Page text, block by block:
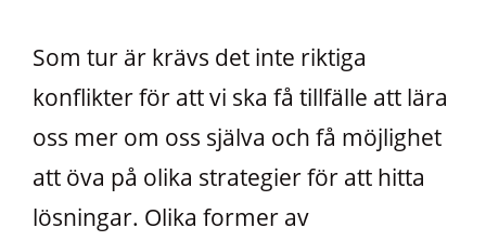
Som tur är krävs det inte riktiga
konflikter för att vi ska få tillfälle att lära
oss mer om oss själva och få möjlighet
att öva på olika strategier för att hitta
lösningar. Olika former av